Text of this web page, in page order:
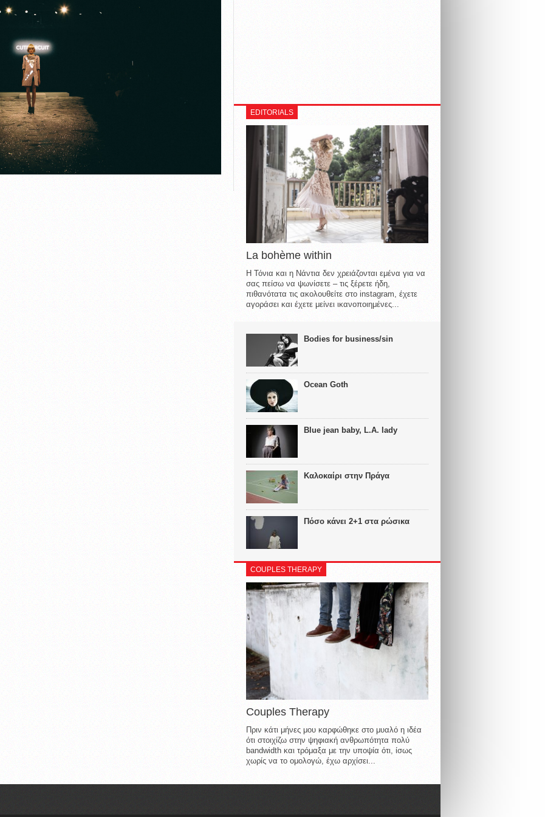
EDITORIALS
La bohème within
Η Τόνια και η Νάντια δεν χρειάζονται εμένα για να
σας πείσω να ψωνίσετε – τις ξέρετε ήδη,
πιθανότατα τις ακολουθείτε στο instagram, έχετε
αγοράσει και έχετε μείνει ικανοποιημένες...
Bodies for business/sin
Ocean Goth
Blue jean baby, L.A. lady
Καλοκαίρι στην Πράγα
Πόσο κάνει 2+1 στα ρώσικα
COUPLES THERAPY
Couples Therapy
Πριν κάτι μήνες μου καρφώθηκε στο μυαλό η ιδέα
ότι στοιχίζω στην ψηφιακή ανθρωπότητα πολύ
bandwidth και τρόμαξα με την υποψία ότι, ίσως
χωρίς να το ομολογώ, έχω αρχίσει...